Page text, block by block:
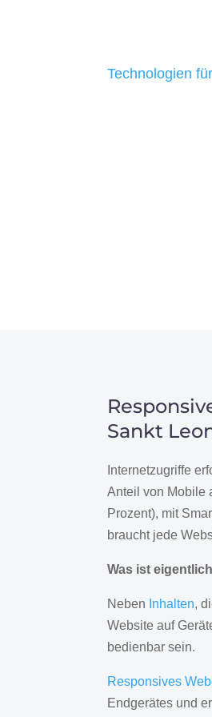
Technologien
Sankt
Internetzugriffe
Anteil von Mobile
Prozent), mit
braucht jede
Was ist
Neben Inhalten,
Website auf
bedienbar sein.
Responsives
Endgerätes und